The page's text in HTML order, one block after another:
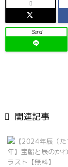

Send
 関連記事